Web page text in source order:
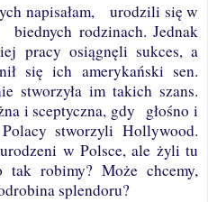
napisałam,
urodzili się w
biednych rodzinach. Jednak
pracy osiągnęli sukces, a
się ich amerykański sen.
stworzyła im takich szans.
i sceptyczna, gdy
głośno i
stworzyli Hollywood.
w Polsce, ale żyli tu
tak robimy? Może chcemy,
splendoru?